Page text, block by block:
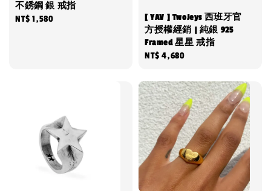
不銹鋼 銀 戒指
Regular
NT$ 1,580
[ YAV ] TwoJeys 西班牙官
方授權經銷 | 純銀 925
Framed 星星 戒指
Regular
NT$ 4,680